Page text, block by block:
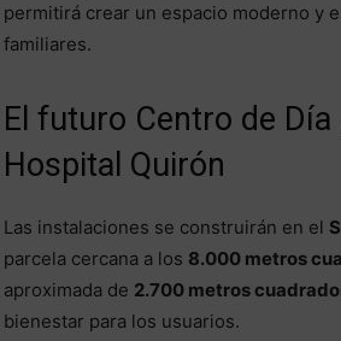
permitirá crear un espacio moderno y
familiares.
El futuro Centro de
Hospital Quirón
Las instalaciones se construirán en el
parcela cercana a los 8.000 metros
aproximada de 2.700 metros
bienestar para los usuarios.